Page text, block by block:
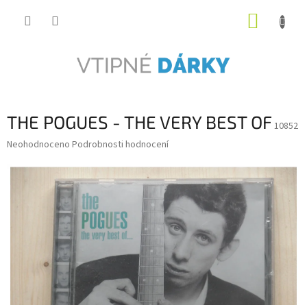
THE POGUES - THE VERY BEST OF 10852
Průměrné
produktu
Neohodnoceno Podrobnosti hodnocení